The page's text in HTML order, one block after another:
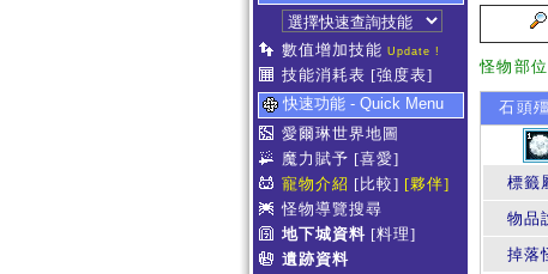
數值增加技能 Update !
技能消耗表 [強度表]
快速功能 - Quick Menu
愛爾琳世界地圖
魔力賦予 [喜愛]
寵物介紹 [比較] [夥伴]
怪物導覽搜尋
地下城資料 [料理]
遺跡資料
怪物部位
石頭
標籤
物品
掉落